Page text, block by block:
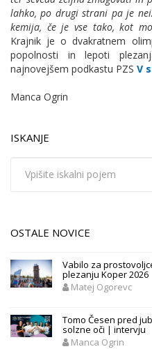
lahko, po drugi strani pa je
kemija, če je vse tako, kot
Krajnik je o dvakratnem
popolnosti in lepoti
najnovejšem podkastu PZS V
Manca Ogrin
ISKANJE
OSTALE NOVICE
Vabilo za
plezanju Koper 2026
Matej Ogorevc
Tomo Česen pred
solzne oči | intervju
Manca Ogrin